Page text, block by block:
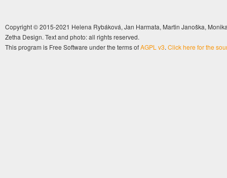
Copyright © 2015-2021 Helena Rybáková, Jan Harmata, Martin Janoška,
Zetha Design. Text and photo: all rights reserved.
This program is Free Software under the terms ofAGPL v3. Click here for the